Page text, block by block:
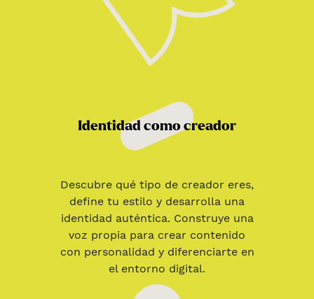
Identidad como creador
Descubre qué tipo de creador eres,
define tu estilo y desarrolla una
identidad auténtica. Construye una
voz propia para crear contenido
con personalidad y diferenciarte en
el entorno digital.